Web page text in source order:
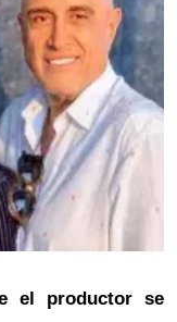
el productor se